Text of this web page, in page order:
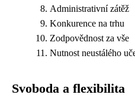
Administrativní zátěž
Konkurence na trhu
Zodpovědnost za vše
Nutnost neustálého
Svoboda a flexibilita